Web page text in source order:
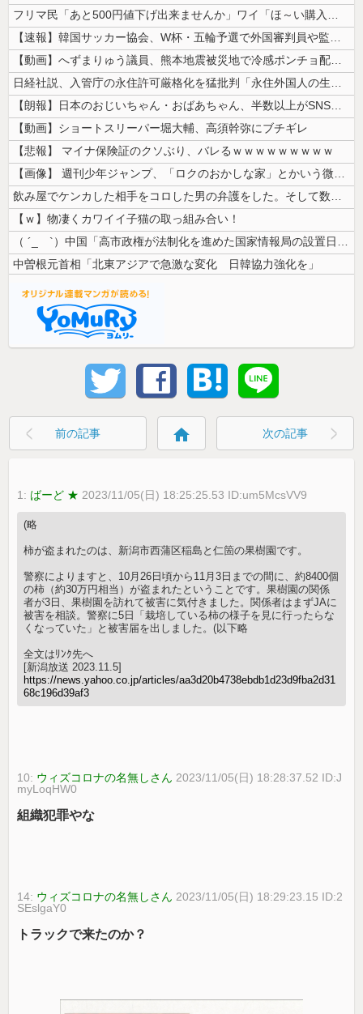
フリマ民「あと500円値下げ出来ませんか」ワイ「ほ～い購入ｗ」
【速報】韓国サッカー協会、W杯・五輪予選で外国審判員や監督官を性接待！...
【動画】へずまりゅう議員、熊本地震被災地で冷感ポンチョ配布 → 被災民...
日経社説、入管庁の永住許可厳格化を猛批判「永住外国人の生活保護受給をな...
【朗報】日本のおじいちゃん・おばあちゃん、半数以上がSNSを使いこなし...
【動画】ショートスリーパー堀大輔、高須幹弥にブチギレ
【悲報】 マイナ保険証のクソぶり、バレるｗｗｗｗｗｗｗｗｗ
【画像】 週刊少年ジャンプ、「ロクのおかしな家」とかいう微妙な漫画を巻...
飲み屋でケンカした相手をコロした男の弁護をした。そして数年後、因果応報...
【ｗ】物凄くカワイイ子猫の取っ組み合い！
（ ´_ゝ`）中国「高市政権が法制化を進めた国家情報局の設置日が7月3...
中曽根元首相「北東アジアで急激な変化 日韓協力強化を」
前の記事 home 次の記事
1: ばーど ★ 2023/11/05(日) 18:25:25.53 ID:um5McsVV9
(略
柿が盗まれたのは、新潟市西蒲区稲島と仁箇の果樹園です。
警察によりますと、10月26日頃から11月3日までの間に、約8400個
の柿（約30万円相当）が盗まれたということです。果樹園の関係
者が3日、果樹園を訪れて被害に気付きました。関係者はまずJAに
被害を相談。警察に5日「栽培している柿の様子を見に行ったらな
くなっていた」と被害届を出しました。(以下略
全文はﾘﾝｸ先へ
[新潟放送 2023.11.5]
https://news.yahoo.co.jp/articles/aa3d20b4738ebdb1d23d9fba2d31
68c196d39af3
10: ウィズコロナの名無しさん 2023/11/05(日) 18:28:37.52 ID:J
myLoqHW0
組織犯罪やな
14: ウィズコロナの名無しさん 2023/11/05(日) 18:29:23.15 ID:2
SEslgaY0
トラックで来たのか？